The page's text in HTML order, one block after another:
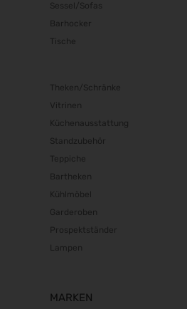
Sessel/Sofas
Barhocker
Tische
Theken/Schränke
Vitrinen
Küchenausstattung
Standzubehör
Teppiche
Bartheken
Kühlmöbel
Garderoben
Prospektständer
Lampen
MARKEN